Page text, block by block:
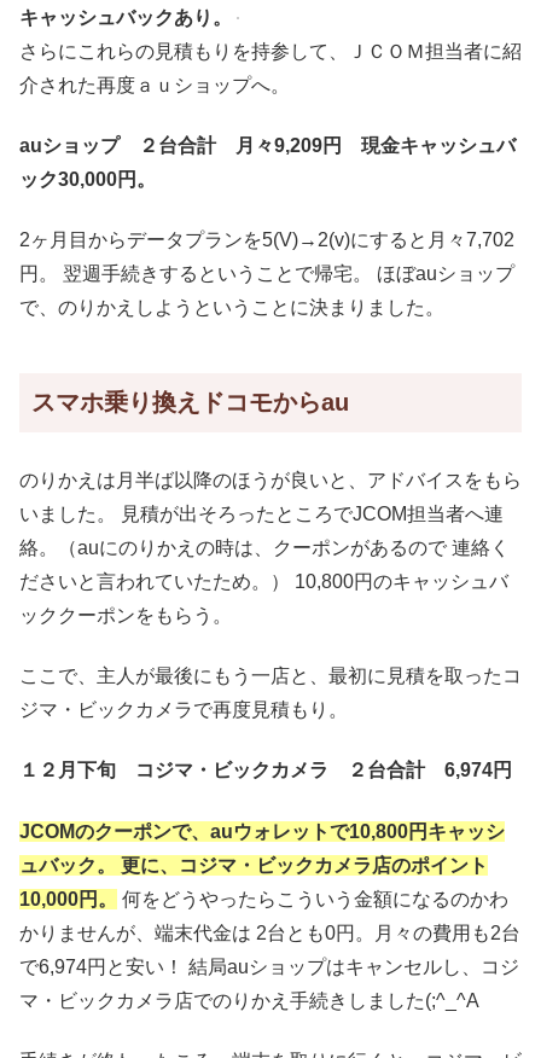
キャッシュバックあり。
さらにこれらの見積もりを持参して、ＪＣＯＭ担当者に紹
介された再度ａｕショップへ。
auショップ ２台合計 月々9,209円 現金キャッシュバ
ック30,000円。
2ヶ月目からデータプランを5(V)→2(v)にすると月々7,702
円。 翌週手続きするということで帰宅。 ほぼauショップ
で、のりかえしようということに決まりました。
スマホ乗り換えドコモからau
のりかえは月半ば以降のほうが良いと、アドバイスをもら
いました。 見積が出そろったところでJCOM担当者へ連
絡。（auにのりかえの時は、クーポンがあるので 連絡く
ださいと言われていたため。） 10,800円のキャッシュバ
ッククーポンをもらう。
ここで、主人が最後にもう一店と、最初に見積を取ったコ
ジマ・ビックカメラで再度見積もり。
１２月下旬 コジマ・ビックカメラ ２台合計 6,974円
JCOMのクーポンで、auウォレットで10,800円キャッシ
ュバック。 更に、コジマ・ビックカメラ店のポイント
10,000円。
何をどうやったらこういう金額になるのかわ
かりませんが、端末代金は 2台とも0円。月々の費用も2台
で6,974円と安い！ 結局auショップはキャンセルし、コジ
マ・ビックカメラ店でのりかえ手続きしました(;^_^A